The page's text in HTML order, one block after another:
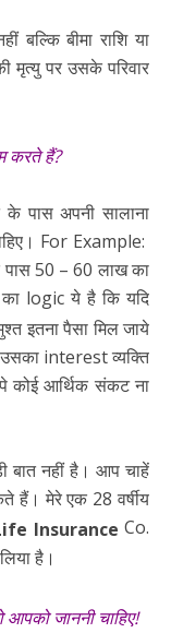
बीमा राशि या
मृत्यु पर उसके परिवार
करते हैं?
पास अपनी सालाना
For Example:
50 – 60 लाख का
का logic ये है कि यदि
इतना पैसा मिल जाये
उसका interest व्यक्ति
कोई आर्थिक संकट ना
नहीं है। आप चाहें
हैं। मेरे एक 28 वर्षीय
Insurance Co.
है।
आपको जाननी चाहिए!